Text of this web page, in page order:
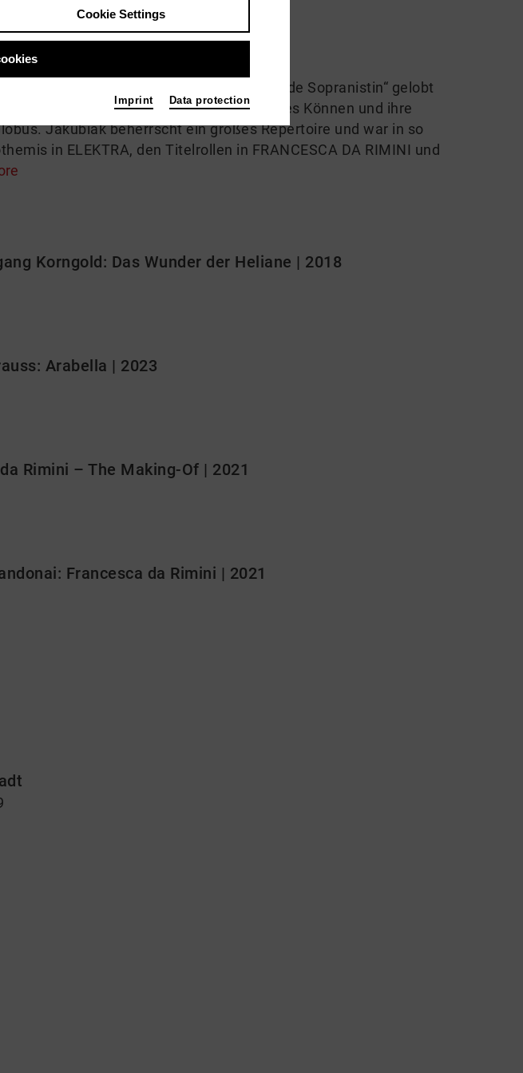
Times als „stimmgewaltige, beeindruckende Sopranistin“ gelobt
für ihr beeindruckendes künstlerisches Können und ihre
Jakubiak beherrscht ein großes Repertoire und war in so
in ELEKTRA, den Titelrollen in FRANCESCA DA RIMINI und
Korngold: Das Wunder der Heliane | 2018
Arabella | 2023
Rimini – The Making-Of | 2021
Francesca da Rimini | 2021
Cookie Settings
Imprint Data protection